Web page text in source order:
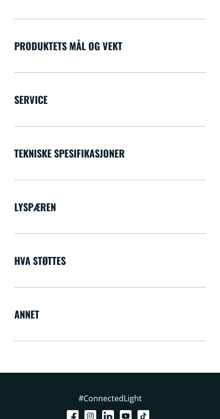
PRODUKTETS MÅL OG VEKT
SERVICE
TEKNISKE SPESIFIKASJONER
LYSPÆREN
HVA STØTTES
ANNET
#ConnectedLight